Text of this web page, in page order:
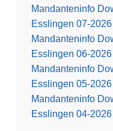
Mandanteninfo
Esslingen 07-2026
Mandanteninfo
Esslingen 06-2026
Mandanteninfo
Esslingen 05-2026
Mandanteninfo
Esslingen 04-2026